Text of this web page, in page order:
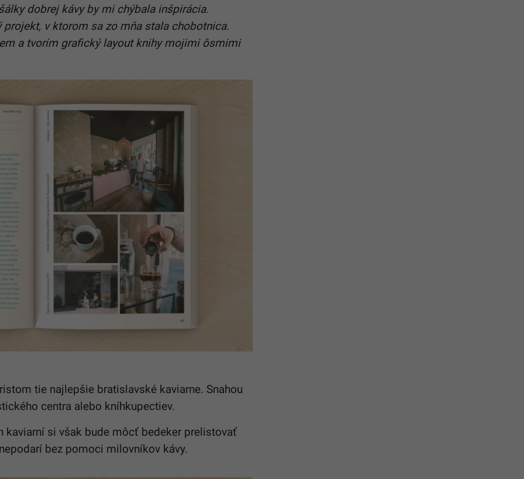
dobrej kávy by mi chýbala inšpirácia.
v ktorom sa zo mňa stala chobotnica.
a tvorím grafický layout knihy mojimi ôsmimi
tie najlepšie bratislavské kaviarne. Snahou
centra alebo kníhkupectiev.
kaviarní si však bude môcť bedeker prelistovať
bez pomoci milovníkov kávy.